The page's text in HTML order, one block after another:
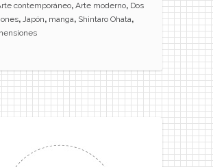
contemporáneo, Arte moderno, Dos
, Japón, manga, Shintaro Ohata,